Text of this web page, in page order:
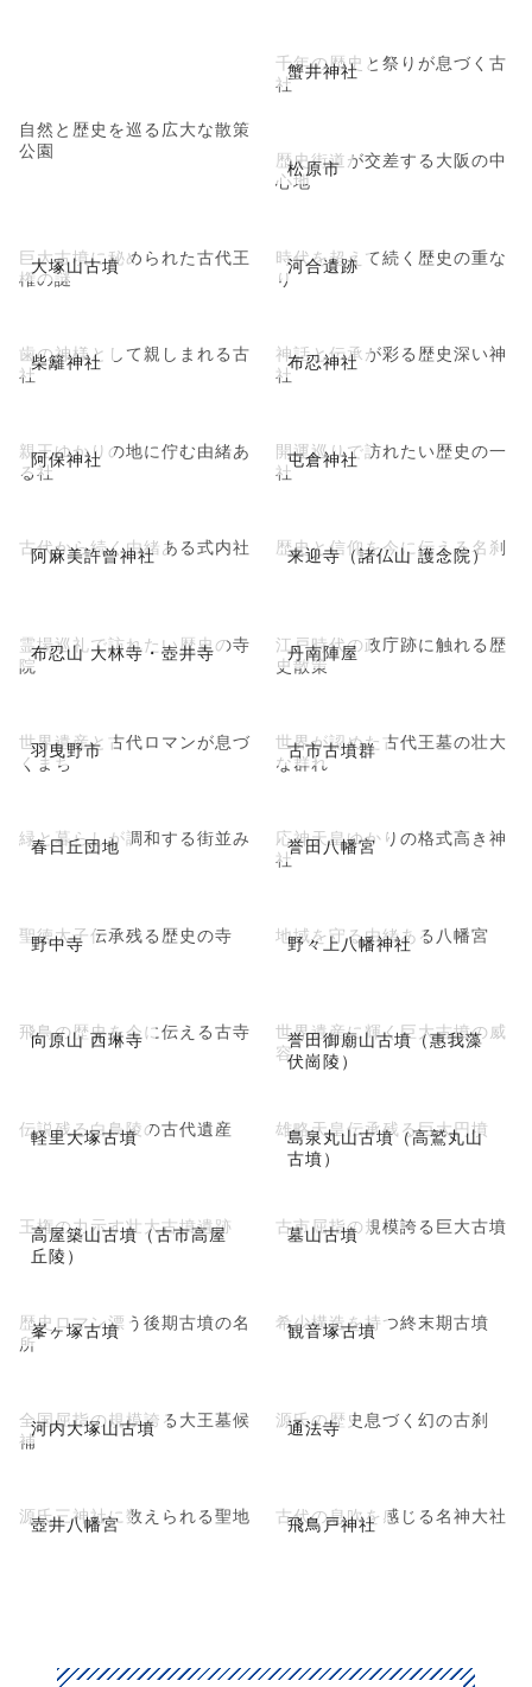
自然と歴史を巡る広大な散策
公園
蟹井神社
千年の歴史と祭りが息づく古
社
松原市
歴史街道が交差する大阪の中
心地
大塚山古墳
巨大古墳に秘められた古代王
権の謎
河合遺跡
時代を超えて続く歴史の重な
り
柴籬神社
歯の神様として親しまれる古
社
布忍神社
神話と伝承が彩る歴史深い神
社
阿保神社
親王ゆかりの地に佇む由緒あ
る社
屯倉神社
開運巡りで訪れたい歴史の一
社
阿麻美許曾神社
古代から続く由緒ある式内社 来迎寺（諸仏山 護念院）
歴史と信仰を今に伝える名刹
布忍山 大林寺・壺井寺
霊場巡礼で訪れたい歴史の寺
院
丹南陣屋
江戸時代の政庁跡に触れる歴
史散策
羽曳野市
世界遺産と古代ロマンが息づ
くまち
古市古墳群
世界が認めた古代王墓の壮大
な群れ
春日丘団地
緑と暮らしが調和する街並み 誉田八幡宮
応神天皇ゆかりの格式高き神
社
野中寺
聖徳太子伝承残る歴史の寺 野々上八幡神社
地域を守る由緒ある八幡宮
向原山 西琳寺
飛鳥の歴史を今に伝える古寺
誉田御廟山古墳（惠我藻
伏崗陵）
世界遺産に輝く巨大古墳の威
容
軽里大塚古墳
伝説残る白鳥陵の古代遺産
島泉丸山古墳（高鷲丸山
古墳）
雄略天皇伝承残る巨大円墳
高屋築山古墳（古市高屋
丘陵）
王権の力示す壮大古墳遺跡 墓山古墳
古市屈指の規模誇る巨大古墳
峯ヶ塚古墳
歴史ロマン漂う後期古墳の名
所
観音塚古墳
希少構造を持つ終末期古墳
河内大塚山古墳
全国屈指の規模誇る大王墓候
補
通法寺
源氏の歴史息づく幻の古刹
壺井八幡宮
源氏三神社に数えられる聖地 飛鳥戸神社
古代の息吹を感じる名神大社